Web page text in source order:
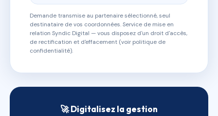
Demande transmise au partenaire sélectionné, seul
destinataire de vos coordonnées. Service de mise en
relation Syndic Digital — vous disposez d'un droit d'accès,
de rectification et d'effacement (voir politique de
confidentialité).
🚀 Digitalisez la gestion